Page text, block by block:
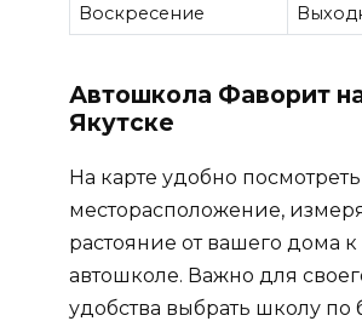
Воскресение
Автошкола Фаворит
Якутске
На карте удобно посмотреть
месторасположение,
растояние от вашего дома к
автошколе. Важно для
удобства выбрать школу по